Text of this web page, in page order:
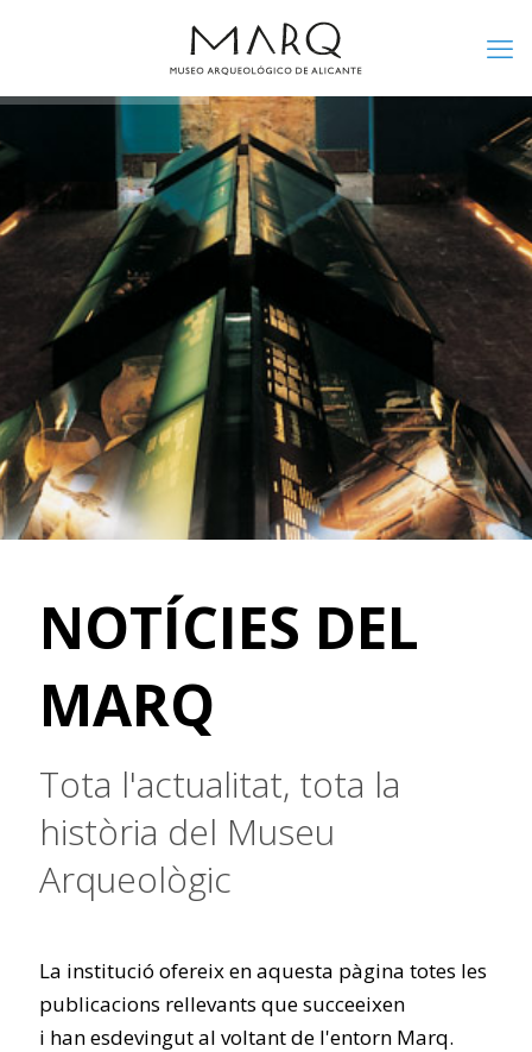
NOTÍCIES DEL
MARQ
Tota l'actualitat, tota la
història del Museu
Arqueològic
La institució ofereix en aquesta pàgina totes les
publicacions rellevants que succeeixen
i han esdevingut al voltant de l'entorn Marq.